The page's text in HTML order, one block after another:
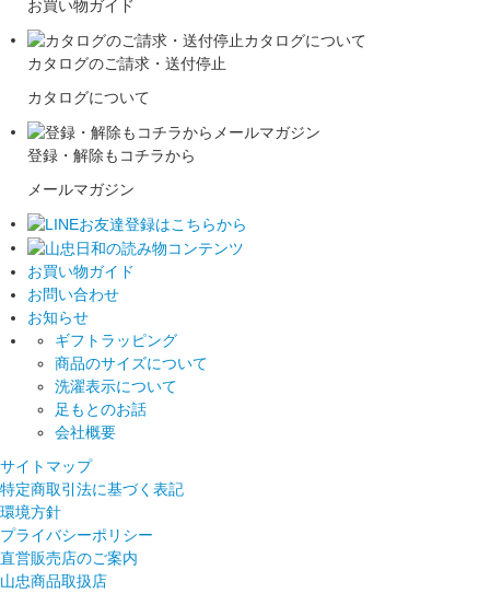
お買い物ガイド
カタログのご請求・送付停止
カタログについて
登録・解除もコチラから
メールマガジン
お買い物ガイド
お問い合わせ
お知らせ
ギフトラッピング
商品のサイズについて
洗濯表示について
足もとのお話
会社概要
サイトマップ
特定商取引法に基づく表記
環境方針
プライバシーポリシー
直営販売店のご案内
山忠商品取扱店